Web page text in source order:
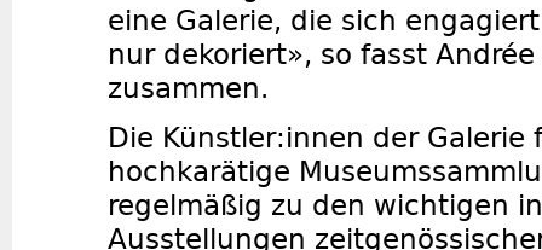
eine Galerie, die sich
nur dekoriert», so fasst
zusammen.
Die Künstler:innen der Galerie
hochkarätige
regelmäßig zu den wichtigen
Ausstellungen